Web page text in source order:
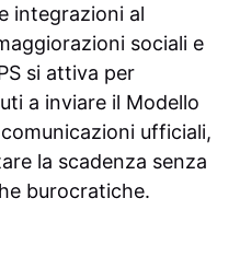
integrazioni al
sociali e
si attiva per
a inviare il Modello
ufficiali,
la scadenza senza
burocratiche.